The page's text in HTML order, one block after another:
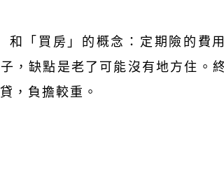
和「買房」的概念：定期險的費
，缺點是老了可能沒有地方住。
，負擔較重。